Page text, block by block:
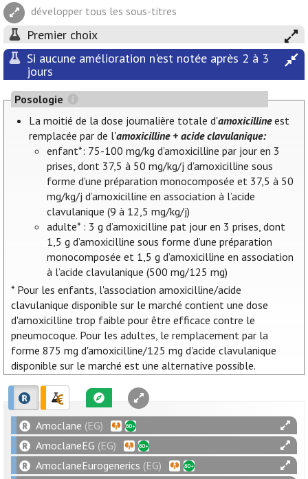
développer tous les sous-titres
Premier choix
Si aucune amélioration n'est notée après 2 à 3
jours
Posologie
La moitié de la dose journalière totale d'amoxicillineest
remplacée par de l'amoxicilline + acide clavulanique:
enfant*: 75-100 mg/kg d’amoxicilline par jour en 3
prises, dont 37,5 à 50 mg/kg/j d’amoxicilline sous
forme d’une préparation monocomposée et 37,5 à 50
mg/kg/j d’amoxicilline en association à l’acide
clavulanique (9 à 12,5 mg/kg/j)
adulte* : 3 g d’amoxicilline pat jour en 3 prises, dont
1,5 g d’amoxicilline sous forme d’une préparation
monocomposée et 1,5 g d’amoxicilline en association
à l’acide clavulanique (500 mg/125 mg)
* Pour les enfants, l'association amoxicilline/acide
clavulanique disponible sur le marché contient une dose
d'amoxicilline trop faible pour être efficace contre le
pneumocoque. Pour les adultes, le remplacement par la
forme 875 mg d'amoxicilline/125 mg d'acide clavulanique
disponible sur le marché est une alternative possible.
Amoclane (EG)
AmoclaneEG (EG)
AmoclaneEurogenerics (EG)